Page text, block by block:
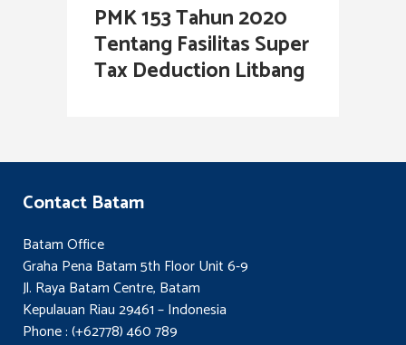
PMK 153 Tahun 2020
Tentang Fasilitas Super
Tax Deduction Litbang
Contact Batam
Batam Office
Graha Pena Batam 5th Floor Unit 6-9
Jl. Raya Batam Centre, Batam
Kepulauan Riau 29461 – Indonesia
Phone : (+62778) 460 789